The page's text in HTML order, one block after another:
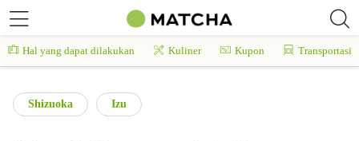
Hal yang dapat dilakukan Kuliner Kupon Transportasi
Shizuoka Izu